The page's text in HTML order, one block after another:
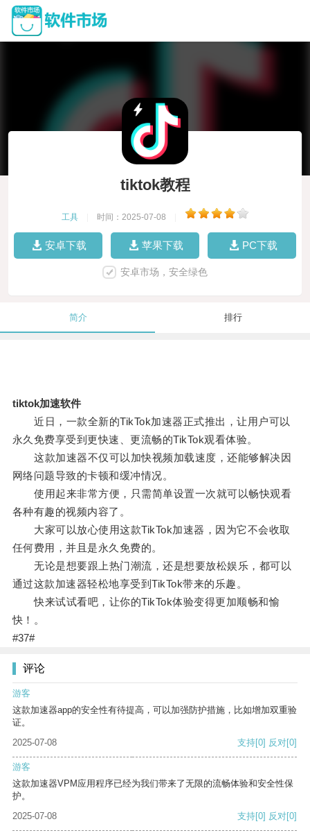
tiktok教程
工具 时间：2025-07-08
安卓下载 苹果下载 PC下载
安卓市场，安全绿色
简介 排行
tiktok加速软件
近日，一款全新的TikTok加速器正式推出，让用户可以
永久免费享受到更快速、更流畅的TikTok观看体验。
这款加速器不仅可以加快视频加载速度，还能够解决因
网络问题导致的卡顿和缓冲情况。
使用起来非常方便，只需简单设置一次就可以畅快观看
各种有趣的视频内容了。
大家可以放心使用这款TikTok加速器，因为它不会收取
任何费用，并且是永久免费的。
无论是想要跟上热门潮流，还是想要放松娱乐，都可以
通过这款加速器轻松地享受到TikTok带来的乐趣。
快来试试看吧，让你的TikTok体验变得更加顺畅和愉
快！。
#37#
评论
游客
这款加速器app的安全性有待提高，可以加强防护措施，比如增加双重验
证。
2025-07-08
支持[0] 反对[0]
游客
这款加速器VPM应用程序已经为我们带来了无限的流畅体验和安全性保
护。
2025-07-08
支持[0] 反对[0]